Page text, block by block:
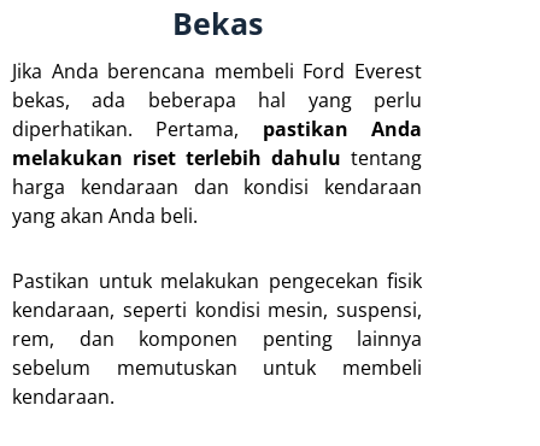
Bekas
Jika Anda berencana membeli Ford Everest
bekas, ada beberapa hal yang perlu
diperhatikan. Pertama, pastikan Anda
melakukan riset terlebih dahulu tentang
harga kendaraan dan kondisi kendaraan
yang akan Anda beli.
Pastikan untuk melakukan pengecekan fisik
kendaraan, seperti kondisi mesin, suspensi,
rem, dan komponen penting lainnya
sebelum memutuskan untuk membeli
kendaraan.